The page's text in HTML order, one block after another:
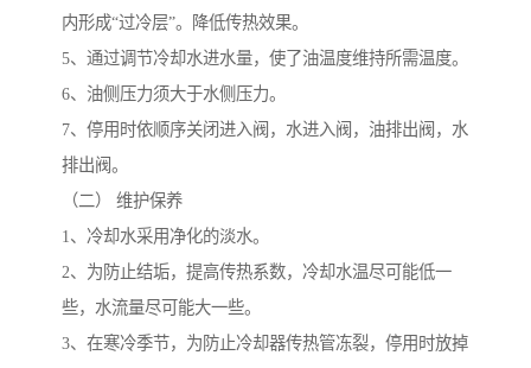
内形成“过冷层”。降低传热效果。
5、通过调节冷却水进水量，使了油温度维持所需温度。
6、油侧压力须大于水侧压力。
7、停用时依顺序关闭进入阀，水进入阀，油排出阀，水
排出阀。
（二） 维护保养
1、冷却水采用净化的淡水。
2、为防止结垢，提高传热系数，冷却水温尽可能低一
些，水流量尽可能大一些。
3、在寒冷季节，为防止冷却器传热管冻裂，停用时放掉